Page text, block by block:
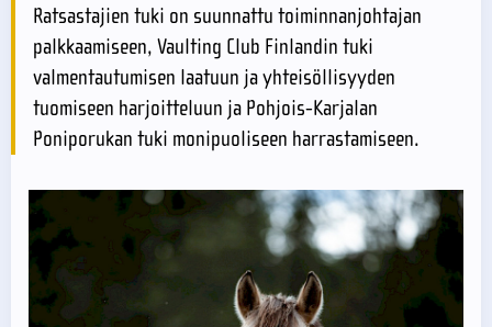
Ratsastajien tuki on suunnattu toiminnanjohtajan
palkkaamiseen, Vaulting Club Finlandin tuki
valmentautumisen laatuun ja yhteisöllisyyden
tuomiseen harjoitteluun ja Pohjois-Karjalan
Poniporukan tuki monipuoliseen harrastamiseen.